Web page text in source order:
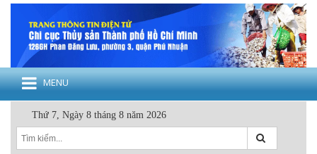
MENU
Thứ 7, Ngày 8 tháng 8 năm 2026